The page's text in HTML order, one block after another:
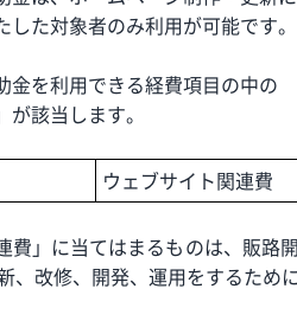
た対象者のみ利用が可能です。
金を利用できる経費項目の中の
が該当します。
ウェブサイト関連費
費」に当てはまるものは、販
、改修、開発、運用をするため